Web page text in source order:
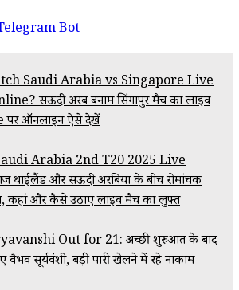
Saudi Arabia vs Singapore Live
सऊदी अरब बनाम सिंगापुर मैच का लाइव
पर ऑनलाइन ऐसे देखें
Arabia 2nd T20 2025 Live
और सऊदी अरबिया के बीच रोमांचक
कहां और कैसे उठाए लाइव मैच का लुफ्त
Out for 21: अच्छी शुरुआत के बाद
सूर्यवंशी, बड़ी पारी खेलने में रहे नाकाम